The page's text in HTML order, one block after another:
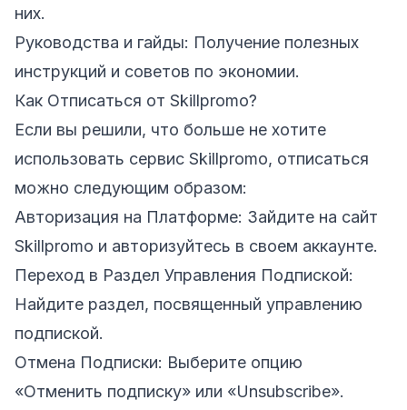
них.
Руководства и гайды: Получение полезных
инструкций и советов по экономии.
Как Отписаться от Skillpromo?
Если вы решили, что больше не хотите
использовать сервис Skillpromo, отписаться
можно следующим образом:
Авторизация на Платформе: Зайдите на сайт
Skillpromo и авторизуйтесь в своем аккаунте.
Переход в Раздел Управления Подпиской:
Найдите раздел, посвященный управлению
подпиской.
Отмена Подписки: Выберите опцию
«Отменить подписку» или «Unsubscribe».